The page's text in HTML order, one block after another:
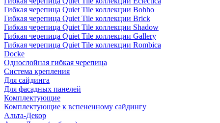
Гибкая черепица Quiet Tile коллекции Bohho
Гибкая черепица Quiet Tile коллекции Brick
Гибкая черепица Quiet Tile коллекции Shadow
Гибкая черепица Quiet Tile коллекции Gallery
Гибкая черепица Quiet Tile коллекции Rombica
Docke
Однослойная гибкая черепица
Система крепления
Для сайдинга
Для фасадных панелей
Комплектующие
Комплектующие к вспененному сайдингу
Альта-Декор